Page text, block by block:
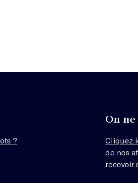
?
On
Cliquez
de nos
recevoir